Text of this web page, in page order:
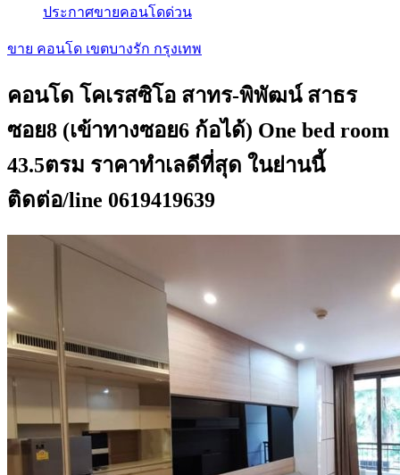
ประกาศขายคอนโดด่วน
ขาย คอนโด เขตบางรัก กรุงเทพ
คอนโด โคเรสซิโอ สาทร-พิพัฒน์ สาธร
ซอย8 (เข้าทางซอย6 ก้อได้) One bed room
43.5ตรม ราคาทำเลดีที่สุด ในย่านนี้
ติดต่อ/line 0619419639